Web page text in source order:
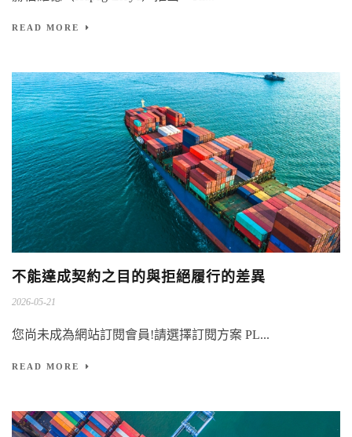
READ MORE
不能達成契約之目的與拒絕履行的差異
2026-05-21
您尚未成為網站訂閱會員!請選擇訂閱方案 PL...
READ MORE